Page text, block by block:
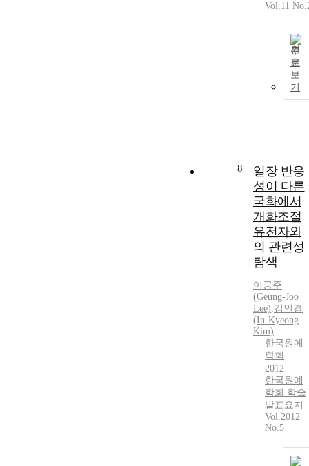
Vol.11
원
문
보
기
8
일장 반응
성이 다른
국화에서
개화조절
유전자와
의 관련성
탐색
이긍주
(Geung-Joo
Lee),김인경
(In-Kyeong
Kim)
한국원예
학회
2012
한국원예
학회 학술
발표요지
Vol.2012
No.5